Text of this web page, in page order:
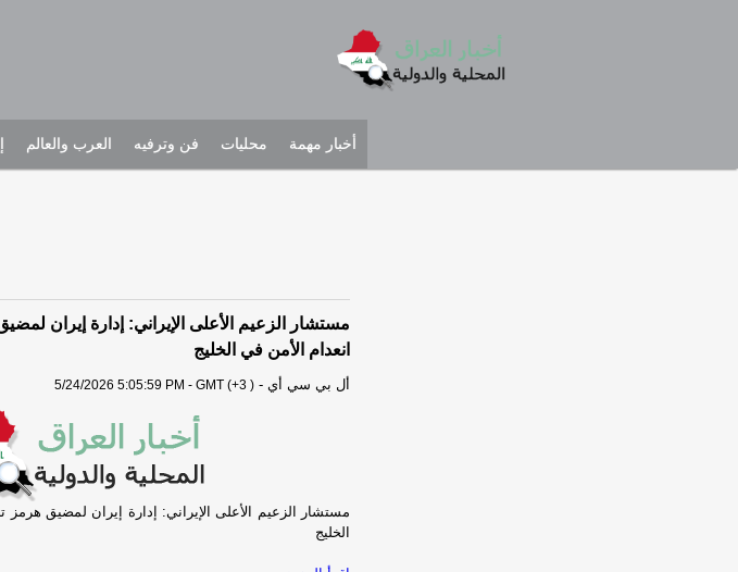
أخبار مهمة محليات فن وترفيه العرب والعالم
انعدام الأمن في الخليج
أل بي سي أي -
5/24/2026 5:05:59 PM - GMT (+3 )
الخليج